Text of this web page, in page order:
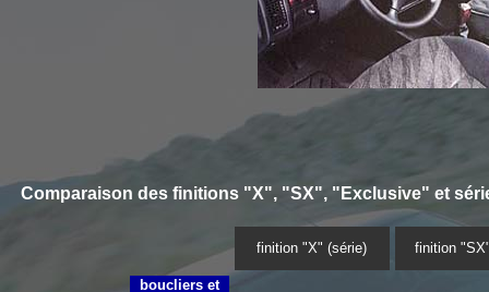
Comparaison des finitions "X", "SX", "Exclusive" et
finition "X" (série) finition
boucliers et